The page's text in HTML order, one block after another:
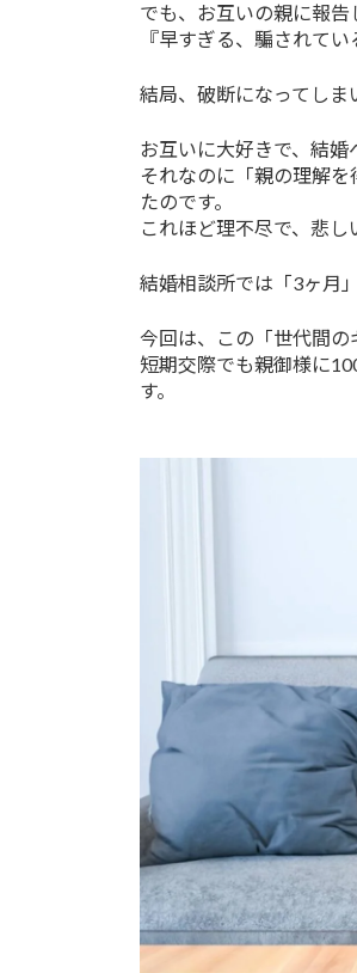
でも、お互いの親に報告
『早すぎる、騙されて
結局、破断になってし
お互いに大好きで、結婚
それなのに「親の理解
たのです。
これほど理不尽で、悲し
結婚相談所では「3ヶ月
今回は、この「世代間の
短期交際でも親御様に
す。